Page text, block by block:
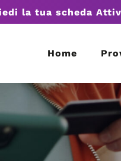
la tua scheda
Home